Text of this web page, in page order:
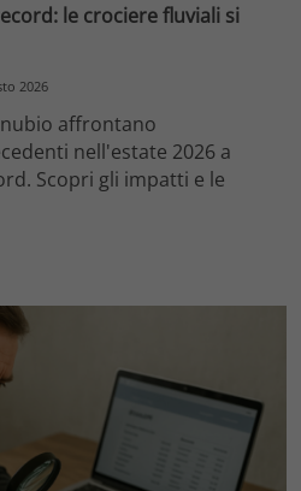
le crociere fluviali si
2026
affrontano
nell'estate 2026 a
Scopri gli impatti e le